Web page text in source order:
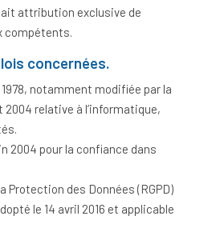
de
compétents.
concernées.
1978, notamment modifiée par la
à l’informatique,
2004 pour la confiance dans
Protection des Données (RGPD)
le 14 avril 2016 et applicable